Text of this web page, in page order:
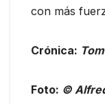
con más
Crónica:
Foto: ©